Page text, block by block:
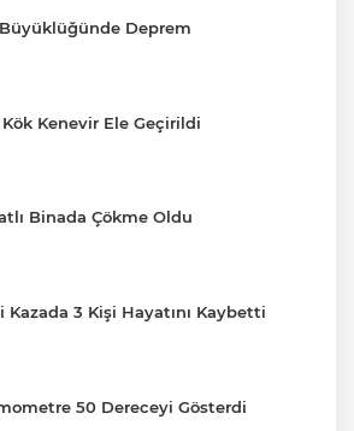
Deprem
Kök Kenevir Ele Geçirildi
Binada Çökme Oldu
Kazada 3 Kişi Hayatını Kaybetti
50 Dereceyi Gösterdi